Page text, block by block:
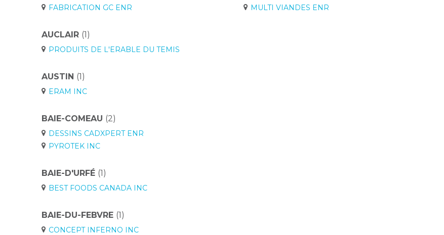
FABRICATION GC ENR
MULTI VIANDES ENR
AUCLAIR (1)
PRODUITS DE L'ERABLE DU TEMIS
AUSTIN (1)
ERAM INC
BAIE-COMEAU (2)
DESSINS CADXPERT ENR
PYROTEK INC
BAIE-D'URFÉ (1)
BEST FOODS CANADA INC
BAIE-DU-FEBVRE (1)
CONCEPT INFERNO INC